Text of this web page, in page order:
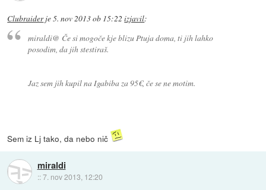
Clubraiderje5. nov 2013 ob 15:22 izjavil:
miraldi@ Če si mogoče kje blizu Ptuja doma, ti jih lahko
posodim, da jih stestiraš.
Jaz sem jih kupil na Igabiba za 95€, če se ne motim.
Sem iz Lj tako, da nebo nič
miraldi
::7. nov 2013, 12:20